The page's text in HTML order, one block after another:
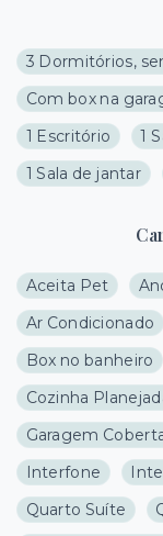
3 Dormitórios,
Com box na
1 Escritório
1
1 Sala de jantar
Aceita Pet
Ar Condicionado
Box no banheiro
Cozinha
Garagem
Interfone
Quarto Suíte